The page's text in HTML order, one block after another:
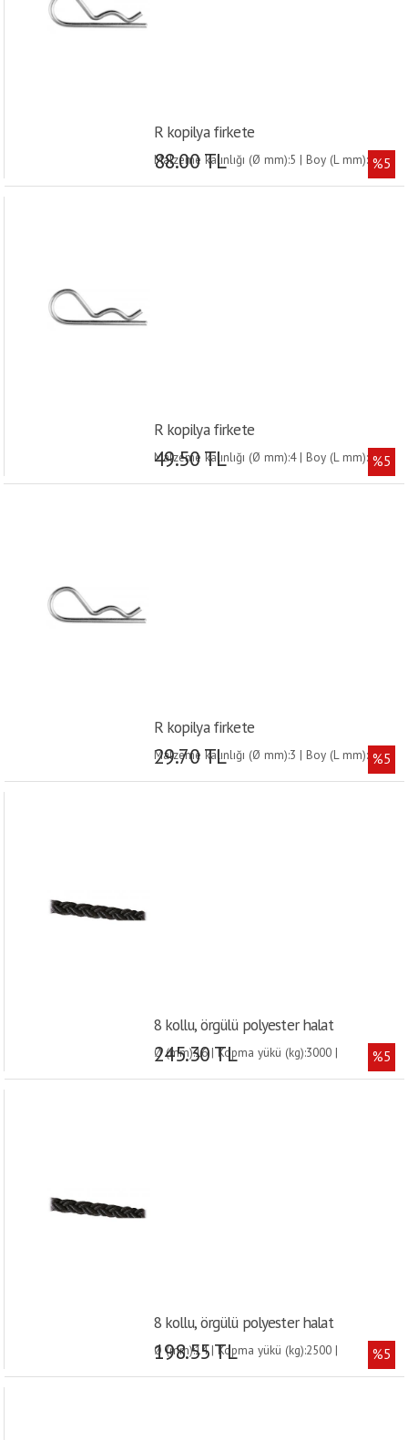
R kopilya firkete
Malzeme kalınlığı (Ø mm):5 | Boy (L mm):101 |
88.00 TL %5
R kopilya firkete
Malzeme kalınlığı (Ø mm):4 | Boy (L mm):79 |
49.50 TL %5
R kopilya firkete
Malzeme kalınlığı (Ø mm):3 | Boy (L mm):70 |
29.70 TL %5
8 kollu, örgülü polyester halat
Ø (mm):16 | Kopma yükü (kg):3000 |
245.30 TL %5
8 kollu, örgülü polyester halat
Ø (mm):14 | Kopma yükü (kg):2500 |
198.55 TL %5